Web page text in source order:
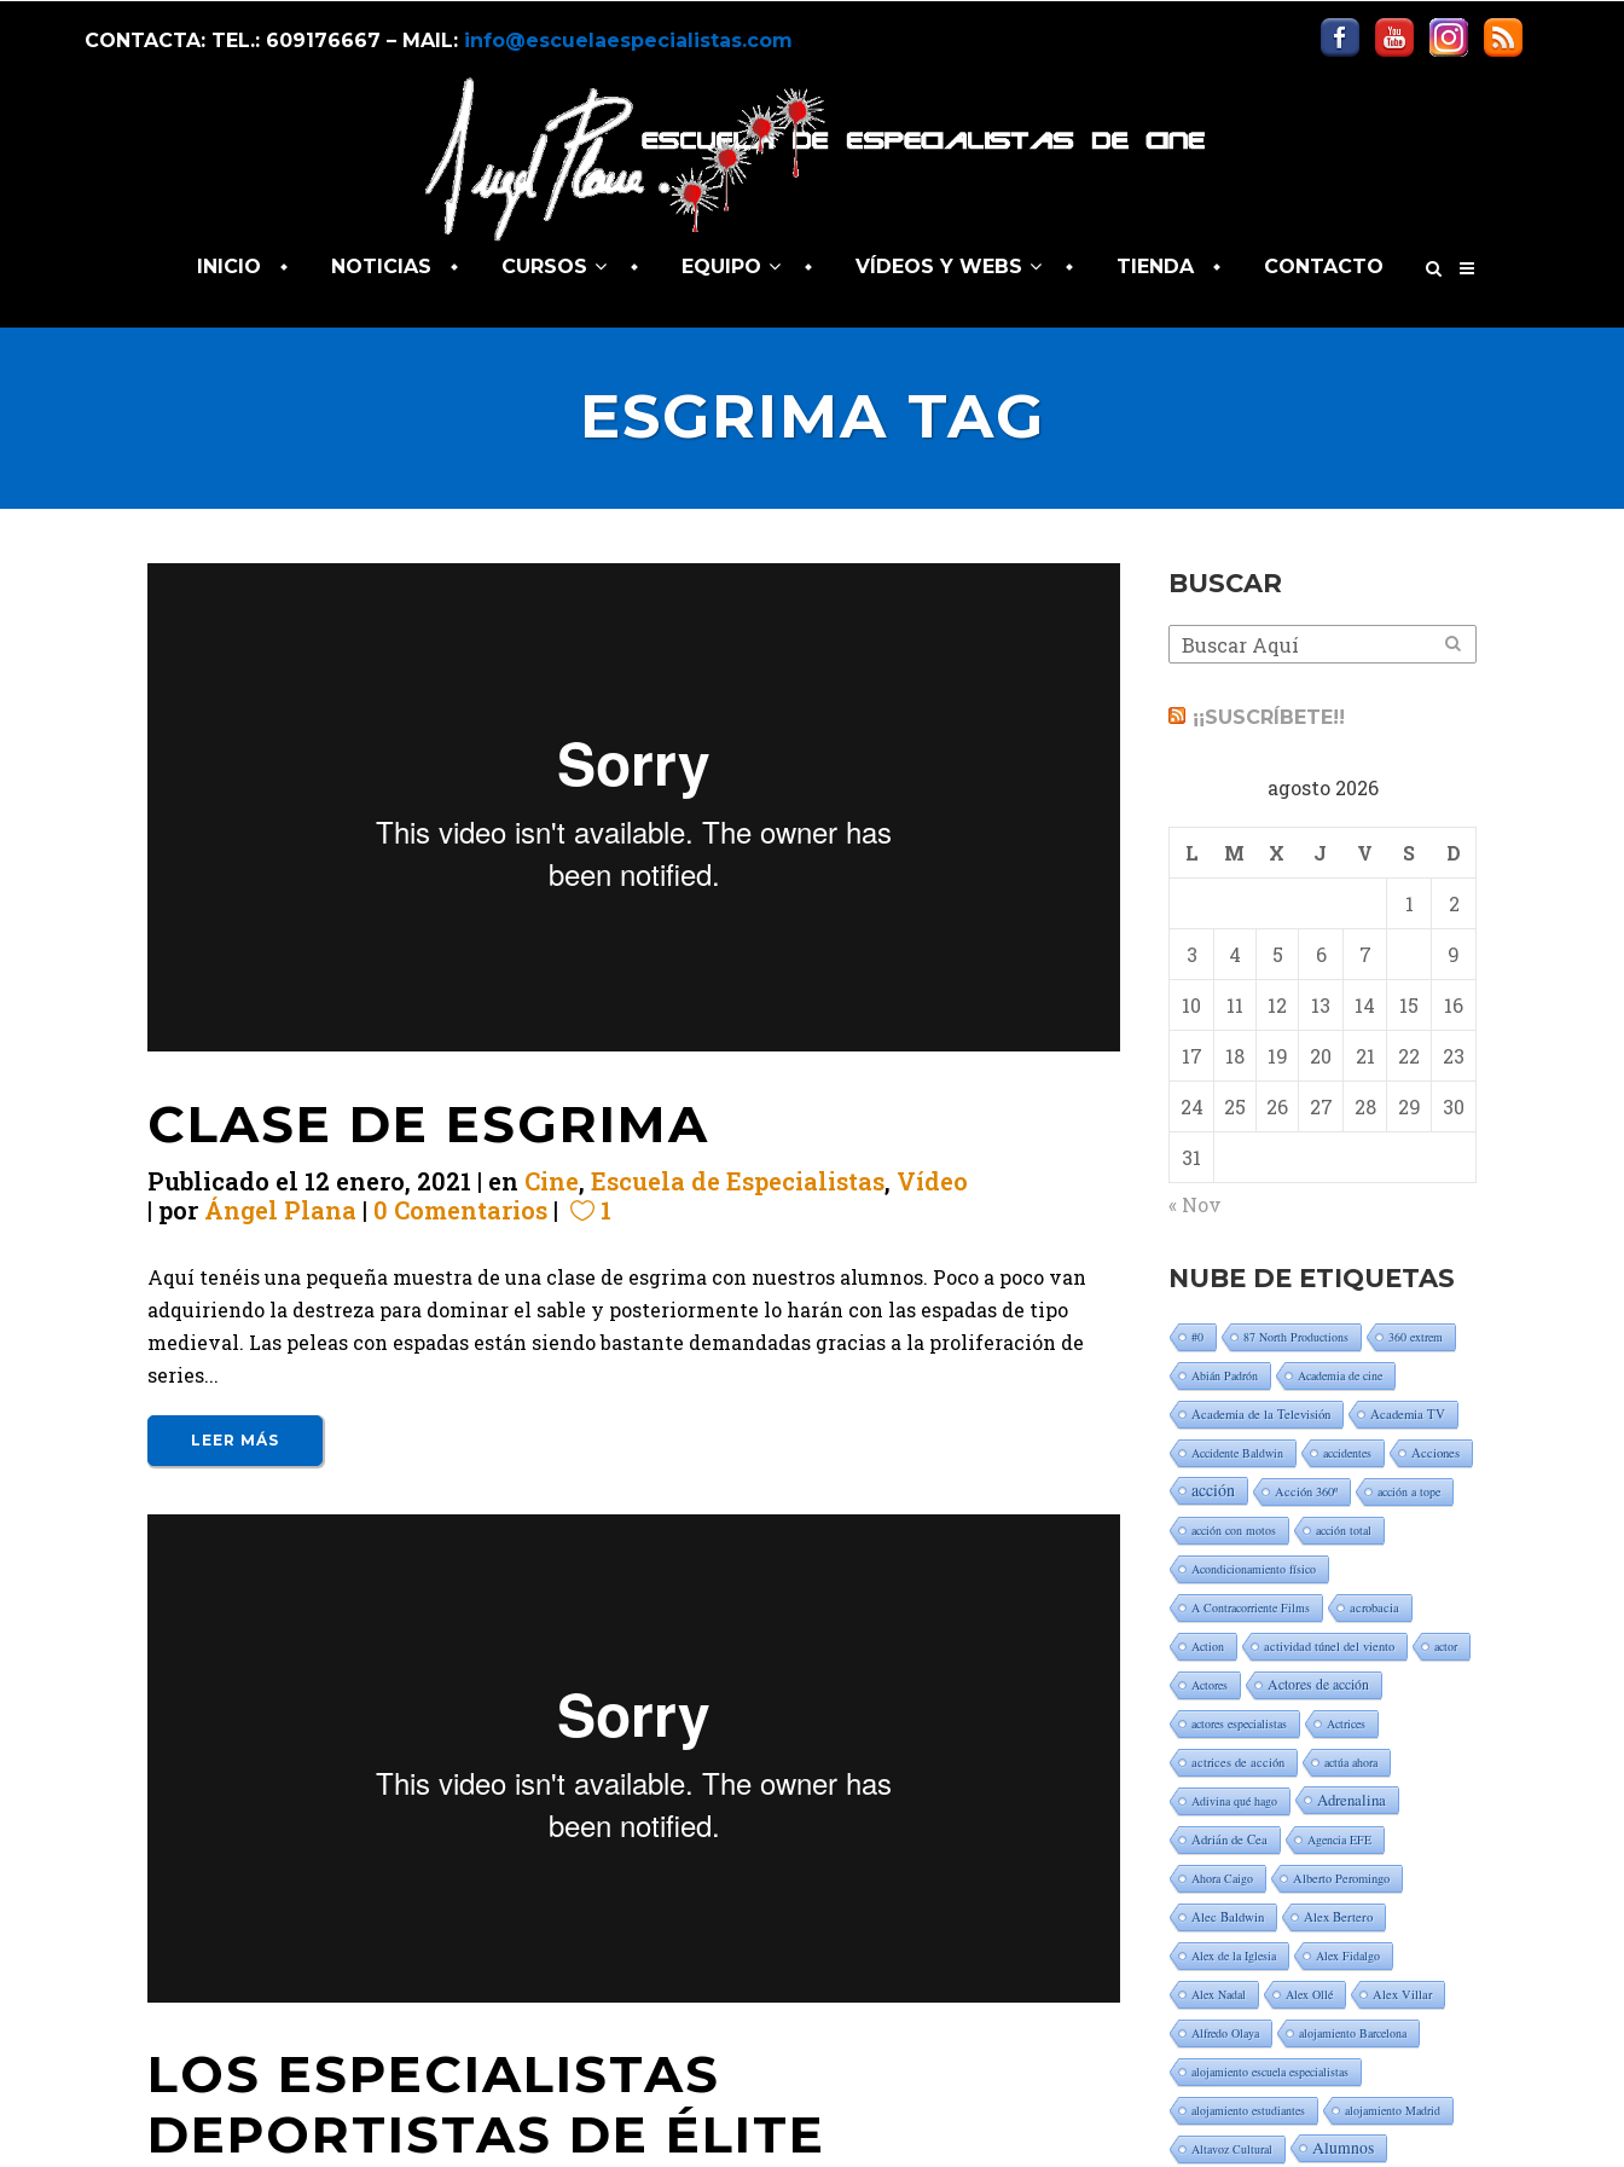
CONTACTA: TEL.: 609176667 – MAIL: info@escuelaespecialistas.com
INICIO NOTICIAS CURSOS EQUIPO VÍDEOS Y WEBS TIENDA CONTACTO
ESGRIMA TAG
CLASE DE ESGRIMA
Publicado el 12 enero, 2021 en Cine, Escuela de Especialistas, Vídeo
por Ángel Plana 0 Comentarios 1
Aquí tenéis una pequeña muestra de una clase de esgrima con nuestros alumnos. Poco a poco van
adquiriendo la destreza para dominar el sable y posteriormente lo harán con las espadas de tipo
medieval. Las peleas con espadas están siendo bastante demandadas gracias a la proliferación de
series...
LEER MÁS
LOS ESPECIALISTAS
DEPORTISTAS DE ÉLITE
BUSCAR
¡¡SUSCRÍBETE!!
agosto 2026
L M X J V S
D
1
2
3
4 5 6 7
9
10
11 12 13 14 15
16
17
18 19 20 21 22
23
24
25 26 27 28 29
30
31
« Nov
NUBE DE ETIQUETAS
#0 87 North Productions 360 extrem
Abián Padrón Academia de cine
Academia de la Televisión Academia TV
Accidente Baldwin accidentes Acciones
acción Acción 360º acción a tope
acción con motos acción total
Acondicionamiento físico
A Contracorriente Films acrobacia
Action actividad túnel del viento actor
Actores Actores de acción
actores especialistas Actrices
actrices de acción actúa ahora
Adivina qué hago Adrenalina
Adrián de Cea Agencia EFE
Ahora Caigo Alberto Peromingo
Alec Baldwin Alex Bertero
Alex de la Iglesia Alex Fidalgo
Alex Nadal Alex Ollé Alex Villar
Alfredo Olaya alojamiento Barcelona
alojamiento escuela especialistas
alojamiento estudiantes alojamiento Madrid
Altavoz Cultural Alumnos